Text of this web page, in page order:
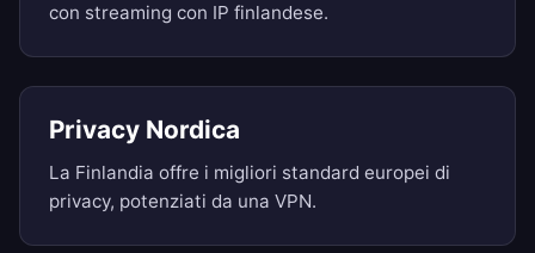
con streaming con IP finlandese.
Privacy Nordica
La Finlandia offre i migliori standard europei di
privacy, potenziati da una VPN.